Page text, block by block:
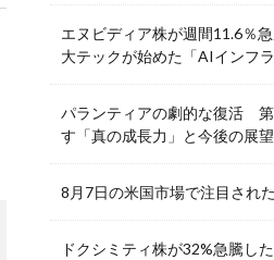
エヌビディア株が週間11.6％
大テックが始めた「AIインフラ
パランティアの劇的な復活
す「真の成長力」と今後の展望
8月7日の米国市場で注目され
ドクシミティ株が32%急騰し